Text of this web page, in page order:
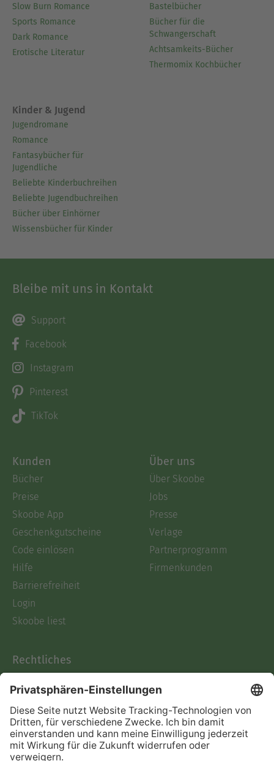
Slow Burn Romance
Sports Romance
Dark Romance
Erotische Literatur
Bastelbücher
Bücher für die
Schwangerschaft
Achtsamkeits-Bücher
Thermomix Kochbücher
Kinder & Jugend
Jugendromane
Romance
Fantasybücher für
Jugendliche
Beliebte Kinderbuchreihen
Beliebte Jugendbuchreihen
Bücher über Einhörner
Wissensbücher für Kinder
Bleibe mit uns in Kontakt
Support
Facebook
Instagram
Pinterest
TikTok
Kunden
Bücher
Preise
Skoobe App
Geschenkgutscheine
Code einlösen
Hilfe
Barrierefreiheit
Login
Skoobe liest
Über uns
Über Skoobe
Jobs
Presse
Verlage
Partnerprogramm
Firmenkunden
Rechtliches
AGB
Informationen nach Data
Act
Verträge hier kündigen